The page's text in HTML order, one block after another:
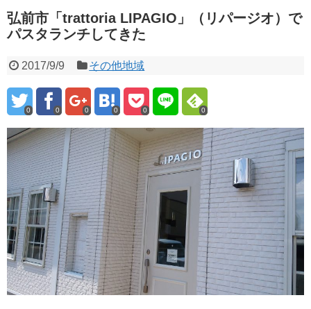
弘前市「trattoria LIPAGIO」（リパージオ）で
パスタランチしてきた
2017/9/9 その他地域
0 0 0 0 0 0